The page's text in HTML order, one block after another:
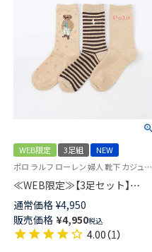
WEB限定 3足組
NEW
ポロ ラルフ ローレン 婦人 靴下 カジュアル 26SS
≪WEB限定≫【3足セット】
POLO RALPH LAUREN PRE
SPRING BEAR ＆ WAFFLE
STRIPE ＆ Polo LOGO クルー丈
ソックス レディース 93246302
通常価格 ¥4,950
販売価格 ¥4,950税込
4.00（1）